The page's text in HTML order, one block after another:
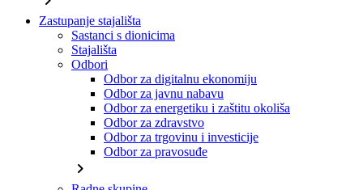
Zastupanje stajališta
Sastanci s dionicima
Stajališta
Odbori
Odbor za digitalnu ekonomiju
Odbor za javnu nabavu
Odbor za energetiku i zaštitu okoliša
Odbor za zdravstvo
Odbor za trgovinu i investicije
Odbor za pravosuđe
chevron_right